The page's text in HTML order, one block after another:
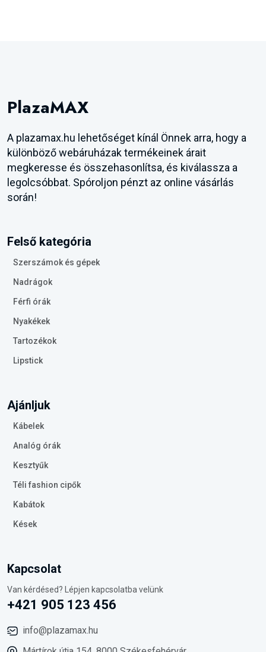
PlazaMAX
A plazamax.hu lehetőséget kínál Önnek arra, hogy a
különböző webáruházak termékeinek árait
megkeresse és összehasonlítsa, és kiválassza a
legolcsóbbat. Spóroljon pénzt az online vásárlás
során!
Felső kategória
Szerszámok és gépek
Nadrágok
Férfi órák
Nyakékek
Tartozékok
Lipstick
Ajánljuk
Kábelek
Analóg órák
Kesztyűk
Téli fashion cipők
Kabátok
Kések
Kapcsolat
Van kérdésed? Lépjen kapcsolatba velünk
+421 905 123 456
info@plazamax.hu